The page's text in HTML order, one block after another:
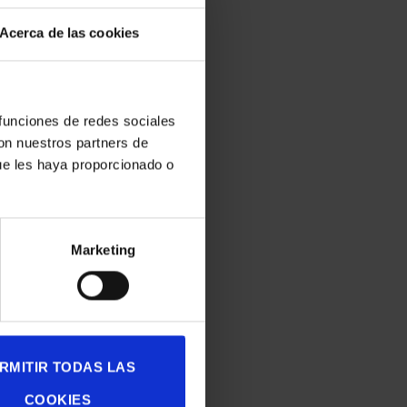
Acerca de las cookies
de redes sociales
nuestros partners de
les haya proporcionado o
Marketing
TODAS LAS
COOKIES
de la
y